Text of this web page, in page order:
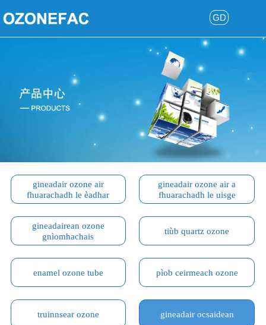
GD
gineadair ozone air
fhuarachadh le èadhar
gineadair ozone air a
fhuarachadh le uisge
gineadairean ozone
gnìomhachais
tiùb quartz ozone
enamel ozone tube pìob ceirmeach ozone
truinnsear ozone gineadair ocsaidean